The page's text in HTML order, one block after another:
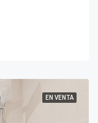
EN VENTA